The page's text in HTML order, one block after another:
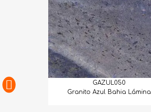
GAZUL050
Granito Azul Bahia Lámina